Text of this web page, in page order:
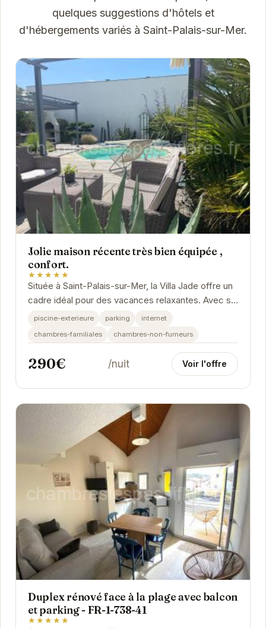
quelques suggestions d'hôtels et
d'hébergements variés à Saint-Palais-sur-Mer.
Jolie maison récente très bien équipée ,
confort.
★★★★★
Située à Saint-Palais-sur-Mer, la Villa Jade offre un
cadre idéal pour des vacances relaxantes. Avec sa
piscine extérieure, son parking privé et...
piscine-exterieure parking
internet
chambres-familiales
chambres-non-fumeurs
290€ /nuit Voir l'offre
Duplex rénové face à la plage avec balcon
et parking - FR-1-738-41
★★★★★